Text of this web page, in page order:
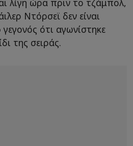
λίγη ώρα πριν το τζάμπολ,
Ντόρσεϊ δεν είναι
ότι αγωνίστηκε
της σειράς.